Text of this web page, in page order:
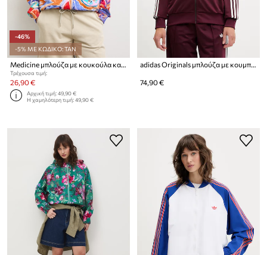
-46%
-5% ΜΕ ΚΩΔΙΚΟ: TAN
Medicine μπλούζα με κουκούλα και κουμπιά γυναικεία
Τρέχουσα τιμή:
26,90 €
Αρχική τιμή:49,90 €
Η χαμηλότερη τιμή:49,90 €
adidas Originals μπλούζα με κουμπιά Γυναικεία Firebird
74,90 €